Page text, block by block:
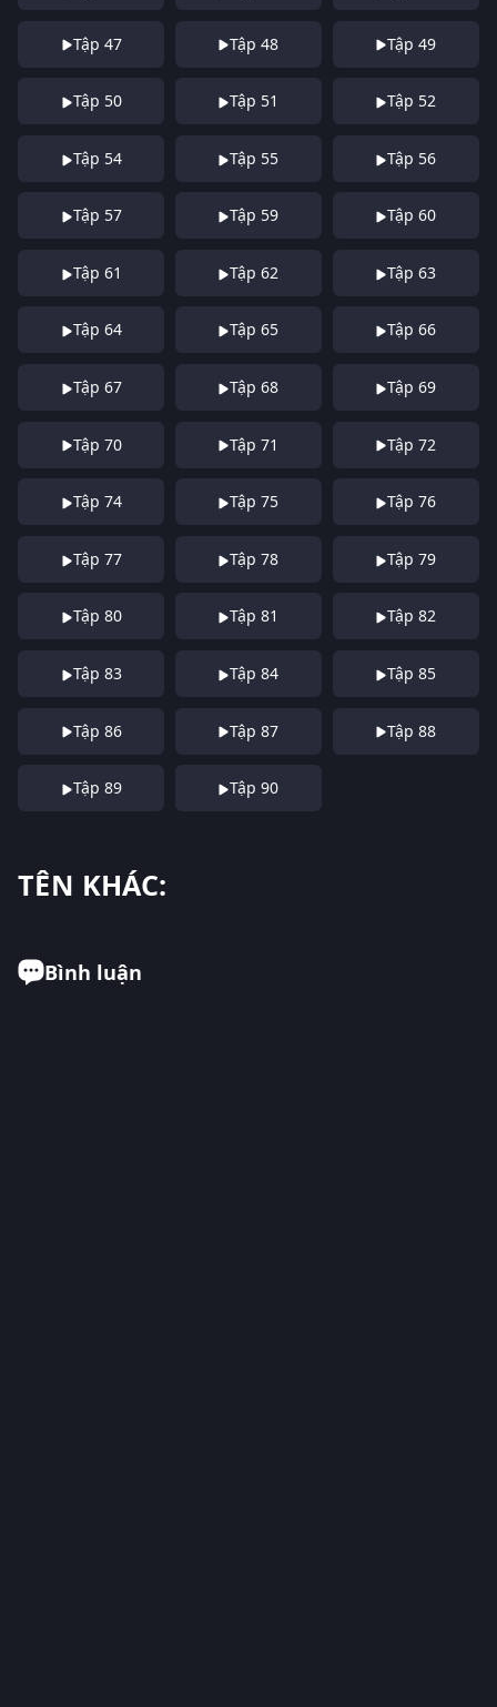
Tập 47 Tập 48 Tập 49
Tập 50 Tập 51 Tập 52
Tập 54 Tập 55 Tập 56
Tập 57 Tập 59 Tập 60
Tập 61 Tập 62 Tập 63
Tập 64 Tập 65 Tập 66
Tập 67 Tập 68 Tập 69
Tập 70 Tập 71 Tập 72
Tập 74 Tập 75 Tập 76
Tập 77 Tập 78 Tập 79
Tập 80 Tập 81 Tập 82
Tập 83 Tập 84 Tập 85
Tập 86 Tập 87 Tập 88
Tập 89 Tập 90
TÊN KHÁC:
Bình luận